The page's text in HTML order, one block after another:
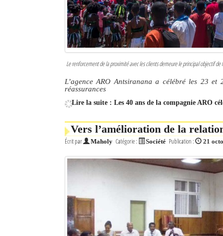
Le renforcement de la proximité avec les clients demeure le principal objectif
L’agence ARO Antsiranana a célébré les 23
réassurances
Lire la suite : Les 40 ans de la compagnie ARO
Vers l’amélioration de la
Écrit par Maholy Catégorie : Société Publication : 21